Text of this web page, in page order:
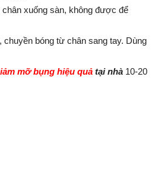
chân xuống sàn, không được để
chuyền bóng từ chân sang tay. Dùng
mỡ bụng hiệu quả tại nhà 10-20